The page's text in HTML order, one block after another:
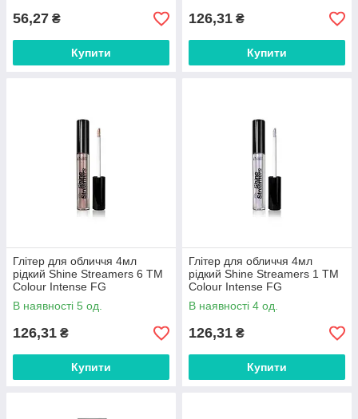
56,27 ₴
Купити
126,31 ₴
Купити
Глітер для обличчя 4мл
рідкий Shine Streamers 6 ТМ
Colour Intense FG
В наявності 5 од.
126,31 ₴
Купити
Глітер для обличчя 4мл
рідкий Shine Streamers 1 ТМ
Colour Intense FG
В наявності 4 од.
126,31 ₴
Купити